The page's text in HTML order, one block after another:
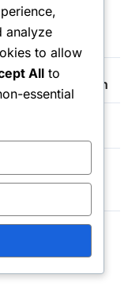
Geduldig,
Strategisch
Strategisch,
Snel
analyze
to allow
All to
essential